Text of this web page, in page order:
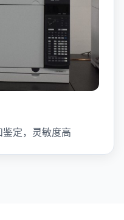
定，灵敏度高